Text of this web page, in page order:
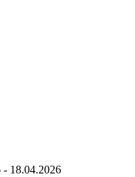
- 18.04.2026